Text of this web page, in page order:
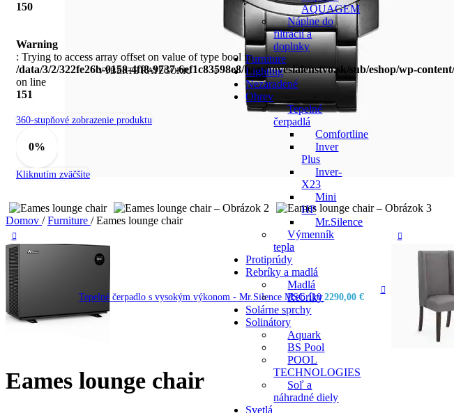
VYBERTE KATEGÓRIU
AQUAGEM
Náplne do
filtrácií a
doplnky
Furniture
Lighting
Nezaradené
Ohrev
Tepelné
čerpadlá
Comfortline
Inver
Plus
Inver-
X23
Mini
HP
Mr.Silence
Výmenník
tepla
Protiprúdy
Rebríky a madlá
Madlá
Rebríky
Solárne sprchy
Solinátory
Aquark
BS Pool
POOL
TECHNOLOGIES
Soľ a
náhradné diely
Svetlá
150
Warning
: Trying to access array offset on value of type bool in
/data/3/2/322fe26b-0158-4ff8-9737-6ef1c83598e8/bazenovesialenstvo.sk/sub/eshop/wp-
on line
151
360-stupňové zobrazenie produktu
0%
Kliknutím zväčšíte
Domov / Furniture / Eames lounge chair
Tepelné čerpadlo s vysokým výkonom - Mr.Silence MSC 1102290,00 €
Eames lounge chair